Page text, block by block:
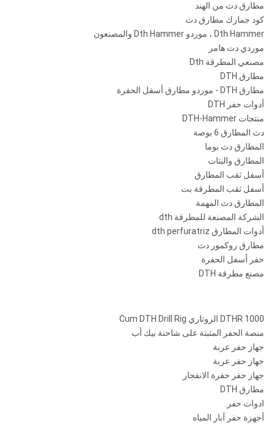
مطارق دث من الهند
كود جمارك مطارق دث
Dth Hammer ، موردو Dth Hammer والمصنعون
موردي دث هامر
مصنعي المطرقة Dth
مطارق DTH
مطارق DTH - موردو مطارق أسفل الحفرة
أدوات حفر DTH
منتجات DTH-Hammer
دث المطارق 6 بوصة
المطارق دث بوما
المطارق والبتات
أسفل ثقب المطارق
أسفل ثقب المطرقة بت
المطارق دث المهمة
الشركة المصنعة للمطرقة dth
أدوات المطارق dth perfuratriz
مطارق روكمور دث
حفر أسفل الحفرة
مصنع مطرقة DTH
DTHR 1000 الروتاري Cum DTH Drill Rig
منصة الحفر المثبتة على شاحنة بيك أب
جهاز حفر عربة
جهاز حفر عربة
جهاز حفر حفرة الانفجار
مطارق DTH
ادوات حفر
أجهزة حفر آبار المياه